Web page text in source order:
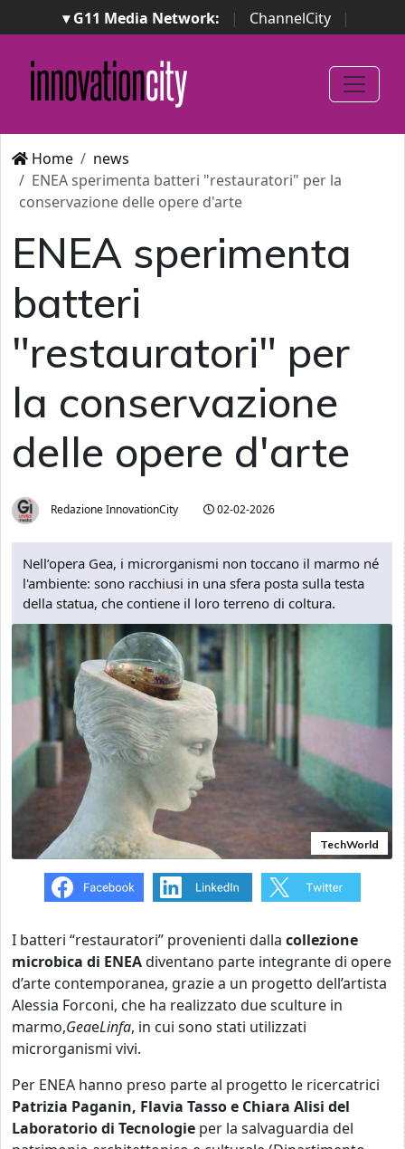
▾ G11 Media Network: | ChannelCity
|
ImpresaCity | SecurityOpenLab | Italian Channel
Awards
Italian Project Awards
Italian Security
Awards
Home
news
ENEA sperimenta batteri "restauratori" per la
conservazione delle opere d'arte
ENEA sperimenta
batteri
"restauratori" per
la conservazione
delle opere d'arte
Redazione InnovationCity 02-02-2026
Nell’opera Gea, i microrganismi non toccano il marmo né
l'ambiente: sono racchiusi in una sfera posta sulla testa
della statua, che contiene il loro terreno di coltura.
TechWorld
I batteri “restauratori” provenienti dalla collezione
microbica di ENEAdiventano parte integrante di opere
d’arte contemporanea, grazie a un progetto dell’artista
Alessia Forconi, che ha realizzato due sculture in
marmo,GeaeLinfa, in cui sono stati utilizzati
microrganismi vivi.
Per ENEA hanno preso parte al progetto le ricercatrici
Patrizia Paganin, Flavia Tasso e Chiara Alisi del
Laboratorio di Tecnologie per la salvaguardia del